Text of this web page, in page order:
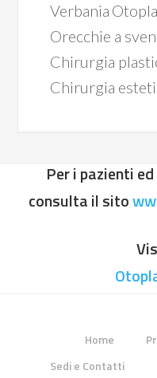
Verbania
Orecchie a
Chirurgia
Chirurgia
Per i pazienti
consulta il sito
Home
Sedi e Contatti